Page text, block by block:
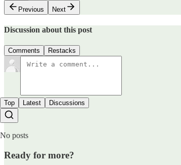
Previous
Next
Discussion about this post
Comments Restacks
Top Latest Discussions
No posts
Ready for more?